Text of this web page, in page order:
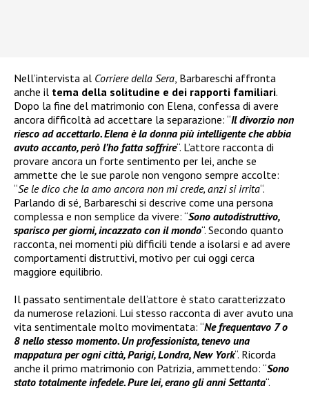
Nell’intervista al Corriere della Sera, Barbareschi affronta
anche il tema della solitudine e dei rapporti familiari.
Dopo la fine del matrimonio con Elena, confessa di avere
ancora difficoltà ad accettare la separazione: “Il divorzio non
riesco ad accettarlo. Elena è la donna più intelligente che abbia
avuto accanto, però l’ho fatta soffrire“. L’attore racconta di
provare ancora un forte sentimento per lei, anche se
ammette che le sue parole non vengono sempre accolte:
“Se le dico che la amo ancora non mi crede, anzi si irrita“.
Parlando di sé, Barbareschi si descrive come una persona
complessa e non semplice da vivere: “Sono autodistruttivo,
sparisco per giorni, incazzato con il mondo“. Secondo quanto
racconta, nei momenti più difficili tende a isolarsi e ad avere
comportamenti distruttivi, motivo per cui oggi cerca
maggiore equilibrio.
Il passato sentimentale dell’attore è stato caratterizzato
da numerose relazioni. Lui stesso racconta di aver avuto una
vita sentimentale molto movimentata: “Ne frequentavo 7 o
8 nello stesso momento. Un professionista, tenevo una
mappatura per ogni città, Parigi, Londra, New York“. Ricorda
anche il primo matrimonio con Patrizia, ammettendo: “Sono
stato totalmente infedele. Pure lei, erano gli anni Settanta“.